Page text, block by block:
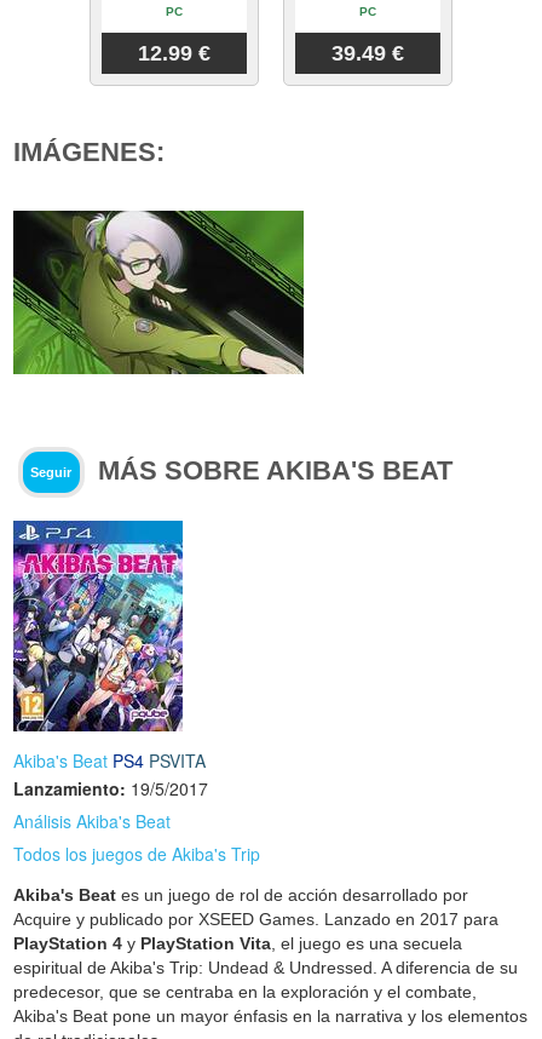
PC
12.99 €
PC
39.49 €
IMÁGENES:
Seguir MÁS SOBRE AKIBA'S BEAT
Akiba's Beat PS4 PSVITA
Lanzamiento: 19/5/2017
Análisis Akiba's Beat
Todos los juegos de Akiba's Trip
Akiba's Beat es un juego de rol de acción desarrollado por
Acquire y publicado por XSEED Games. Lanzado en 2017 para
PlayStation 4 y PlayStation Vita, el juego es una secuela
espiritual de Akiba's Trip: Undead & Undressed. A diferencia de su
predecesor, que se centraba en la exploración y el combate,
Akiba's Beat pone un mayor énfasis en la narrativa y los elementos